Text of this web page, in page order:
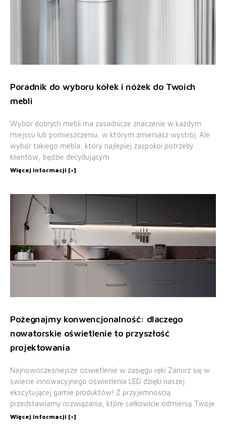
Poradnik do wyboru kółek i nóżek do Twoich
mebli
Wybór dobrych mebli ma zasadnicze znaczenie w każdym
miejscu lub pomieszczeniu, w którym zmieniasz wystrój. Ale
wybór takiego mebla, który najlepiej zaspokoi potrzeby
klientów, będzie decydującym
Więcej informacji [+]
Pożegnajmy konwencjonalność: dlaczego
nowatorskie oświetlenie to przyszłość
projektowania
Najnowocześniejsze oświetlenie w zasięgu ręki Zanurz się w
świecie innowacyjnego oświetlenia LED dzięki naszej
ekscytującej gamie produktów! Z przyjemnością
przedstawiamy rozwiązania, które całkowicie odmienią Twoje
Więcej informacji [+]